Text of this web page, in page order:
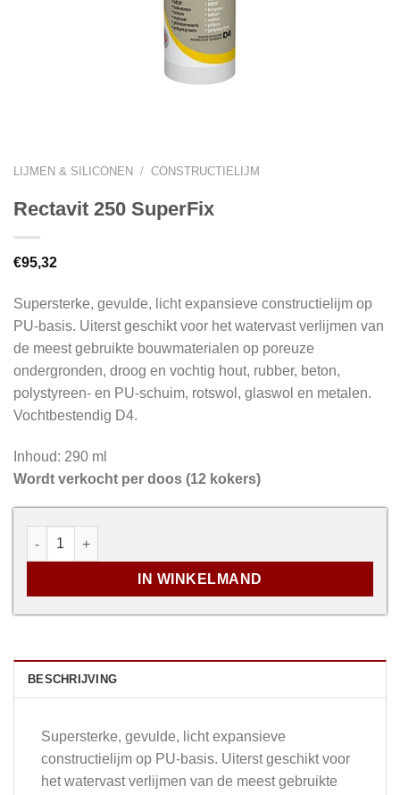
LIJMEN & SILICONEN / CONSTRUCTIELIJM
Rectavit 250 SuperFix
€95,32
Supersterke, gevulde, licht expansieve constructielijm op
PU-basis. Uiterst geschikt voor het watervast verlijmen van
de meest gebruikte bouwmaterialen op poreuze
ondergronden, droog en vochtig hout, rubber, beton,
polystyreen- en PU-schuim, rotswol, glaswol en metalen.
Vochtbestendig D4.
Inhoud: 290 ml
Wordt verkocht per doos (12 kokers)
Rectavit 250 SuperFix aantal
IN WINKELMAND
BESCHRIJVING
Supersterke, gevulde, licht expansieve
constructielijm op PU-basis. Uiterst geschikt voor
het watervast verlijmen van de meest gebruikte